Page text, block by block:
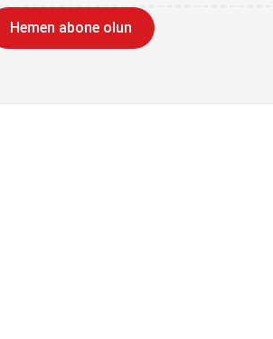
Hemen abone olun